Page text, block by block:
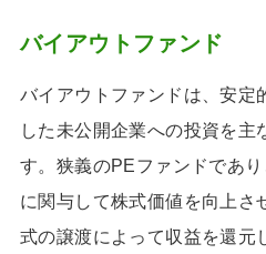
バイアウトファンド
バイアウトファンドは、安定
した未公開企業への投資を主
す。狭義のPEファンドであ
に関与して株式価値を向上さ
式の譲渡によって収益を還元